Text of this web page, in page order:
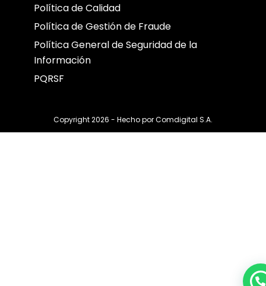
Política de Calidad
Política de Gestión de Fraude
Política General de Seguridad de la
Información
PQRSF
Copyright 2026 - Hecho porComdigital S.A.